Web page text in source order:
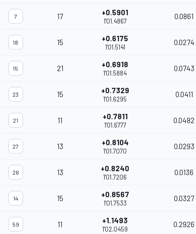
7 17 +0.5901
1'01.4867
0.0861
18 15 +0.6175
1'01.5141
0.0274
15 21 +0.6918
1'01.5884
0.0743
23 15 +0.7329
1'01.6295
0.0411
21 11 +0.7811
1'01.6777
0.0482
27 13 +0.8104
1'01.7070
0.0293
26 13 +0.8240
1'01.7206
0.0136
14 15 +0.8567
1'01.7533
0.0327
59 11 +1.1493
1'02.0459
0.2926